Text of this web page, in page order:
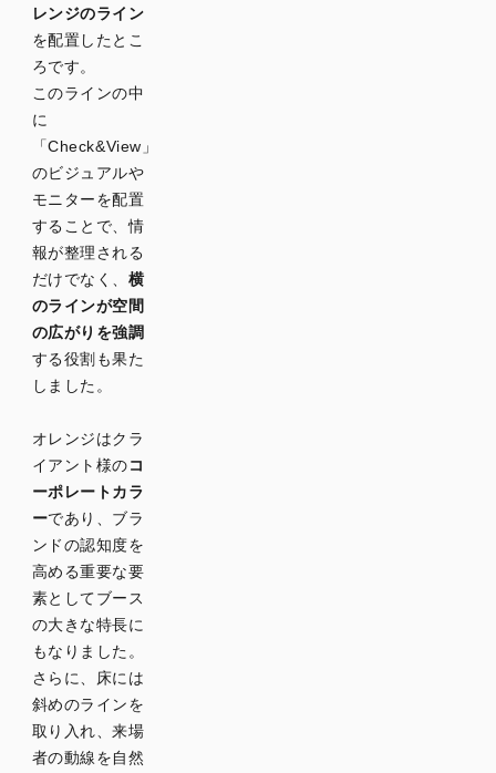
レンジのライン
を配置したとこ
ろです。
このラインの中
に
「Check&View」
のビジュアルや
モニターを配置
することで、情
報が整理される
だけでなく、横
のラインが空間
の広がりを強調
する役割も果た
しました。
オレンジはクラ
イアント様のコ
ーポレートカラ
ーであり、ブラ
ンドの認知度を
高める重要な要
素としてブース
の大きな特長に
もなりました。
さらに、床には
斜めのラインを
取り入れ、来場
者の動線を自然